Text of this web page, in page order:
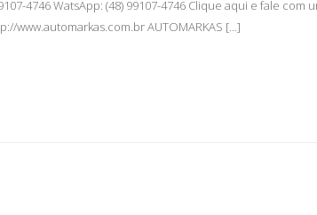
4746 WatsApp: (48) 99107-4746 Clique aqui e fale com
www.automarkas.com.br AUTOMARKAS […]